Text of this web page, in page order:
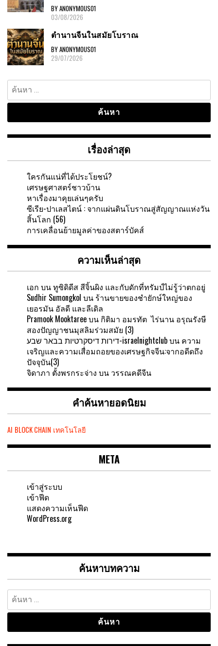
BY ANONYMOUS01
03/08/2026
ตำนานจีนในสมัยโบราณ
BY ANONYMOUS01
29/07/2026
ค้นหา
สำหรับ:
เรื่องล่าสุด
ใครกันแน่ที่ได้ประโยชน์?
เศรษฐศาสตร์ชาวบ้าน
หาเรื่องมาคุยเล่นๆครับ
ซีเรีย-ปาเลสไตน์ : จากแผ่นดินโบราณสู่สัญญาณแห่งวัน
สิ้นโลก (56)
การเคลื่อนย้ายมูลค่าของสตาร์บัคส์
ความเห็นล่าสุด
เอก บนทูซิดิดีส สีจิ้นผิง และกับดักที่ทรัมป์ไม่รู้ว่าตกอยู่
Sudhir Sumongkol บน ร้านขายของชำยักษ์ใหญ่ของ
เยอรมัน อัลดี และลีเดิล
Pramook Mooktareeบน กิติมา อมรทัต ไร่นาน อรุณรังษี
สองปัญญาชนมุสลิมร่วมสมัย (3)
דירות דיסקרטיות בבאר שבע-israelnightclubบน ความ
เจริญและความเสื่อมถอยของเศรษฐกิจจีน:จากอดีดถึง
ปัจจุบัน(3)
จิดาภา ตั้งพรกระจ่าง บน วรรณคดีจีน
คำค้นหายอดนิยม
AI BLOCK CHAIN เทคโนโลยี
META
เข้าสู่ระบบ
เข้าฟีด
แสดงความเห็นฟีด
WordPress.org
ค้นหาบทความ
ค้นหา
สำหรับ: